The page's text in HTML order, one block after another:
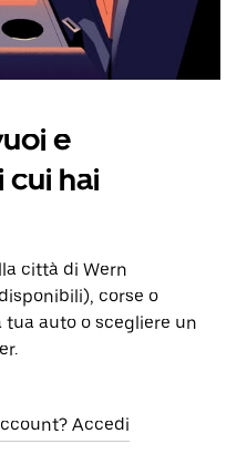
e
hai
città di Wern
corse o
tua auto o scegliere un
Accedi